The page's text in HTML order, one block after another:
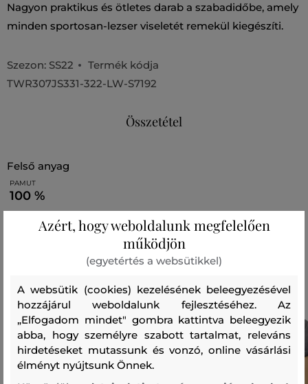
Nagyon praktikus és ötletes darab a szabadidőbe, amely
minden sportosan-lezser viseletét remekül kiegészíti.
Szezon: SS22
Termék kódja
TWR307JS331-322-LW-S7192
Összetétel
felső anyag
PAMUT
100 %
Ajánlott termékek
Azért, hogy weboldalunk megfelelően
működjön
(egyetértés a websütikkel)
A websütik (cookies) kezelésének beleegyezésével
hozzájárul weboldalunk fejlesztéséhez. Az
„Elfogadom mindet" gombra kattintva beleegyezik
abba, hogy személyre szabott tartalmat, releváns
hirdetéseket mutassunk és vonzó, online vásárlási
élményt nyújtsunk Önnek.